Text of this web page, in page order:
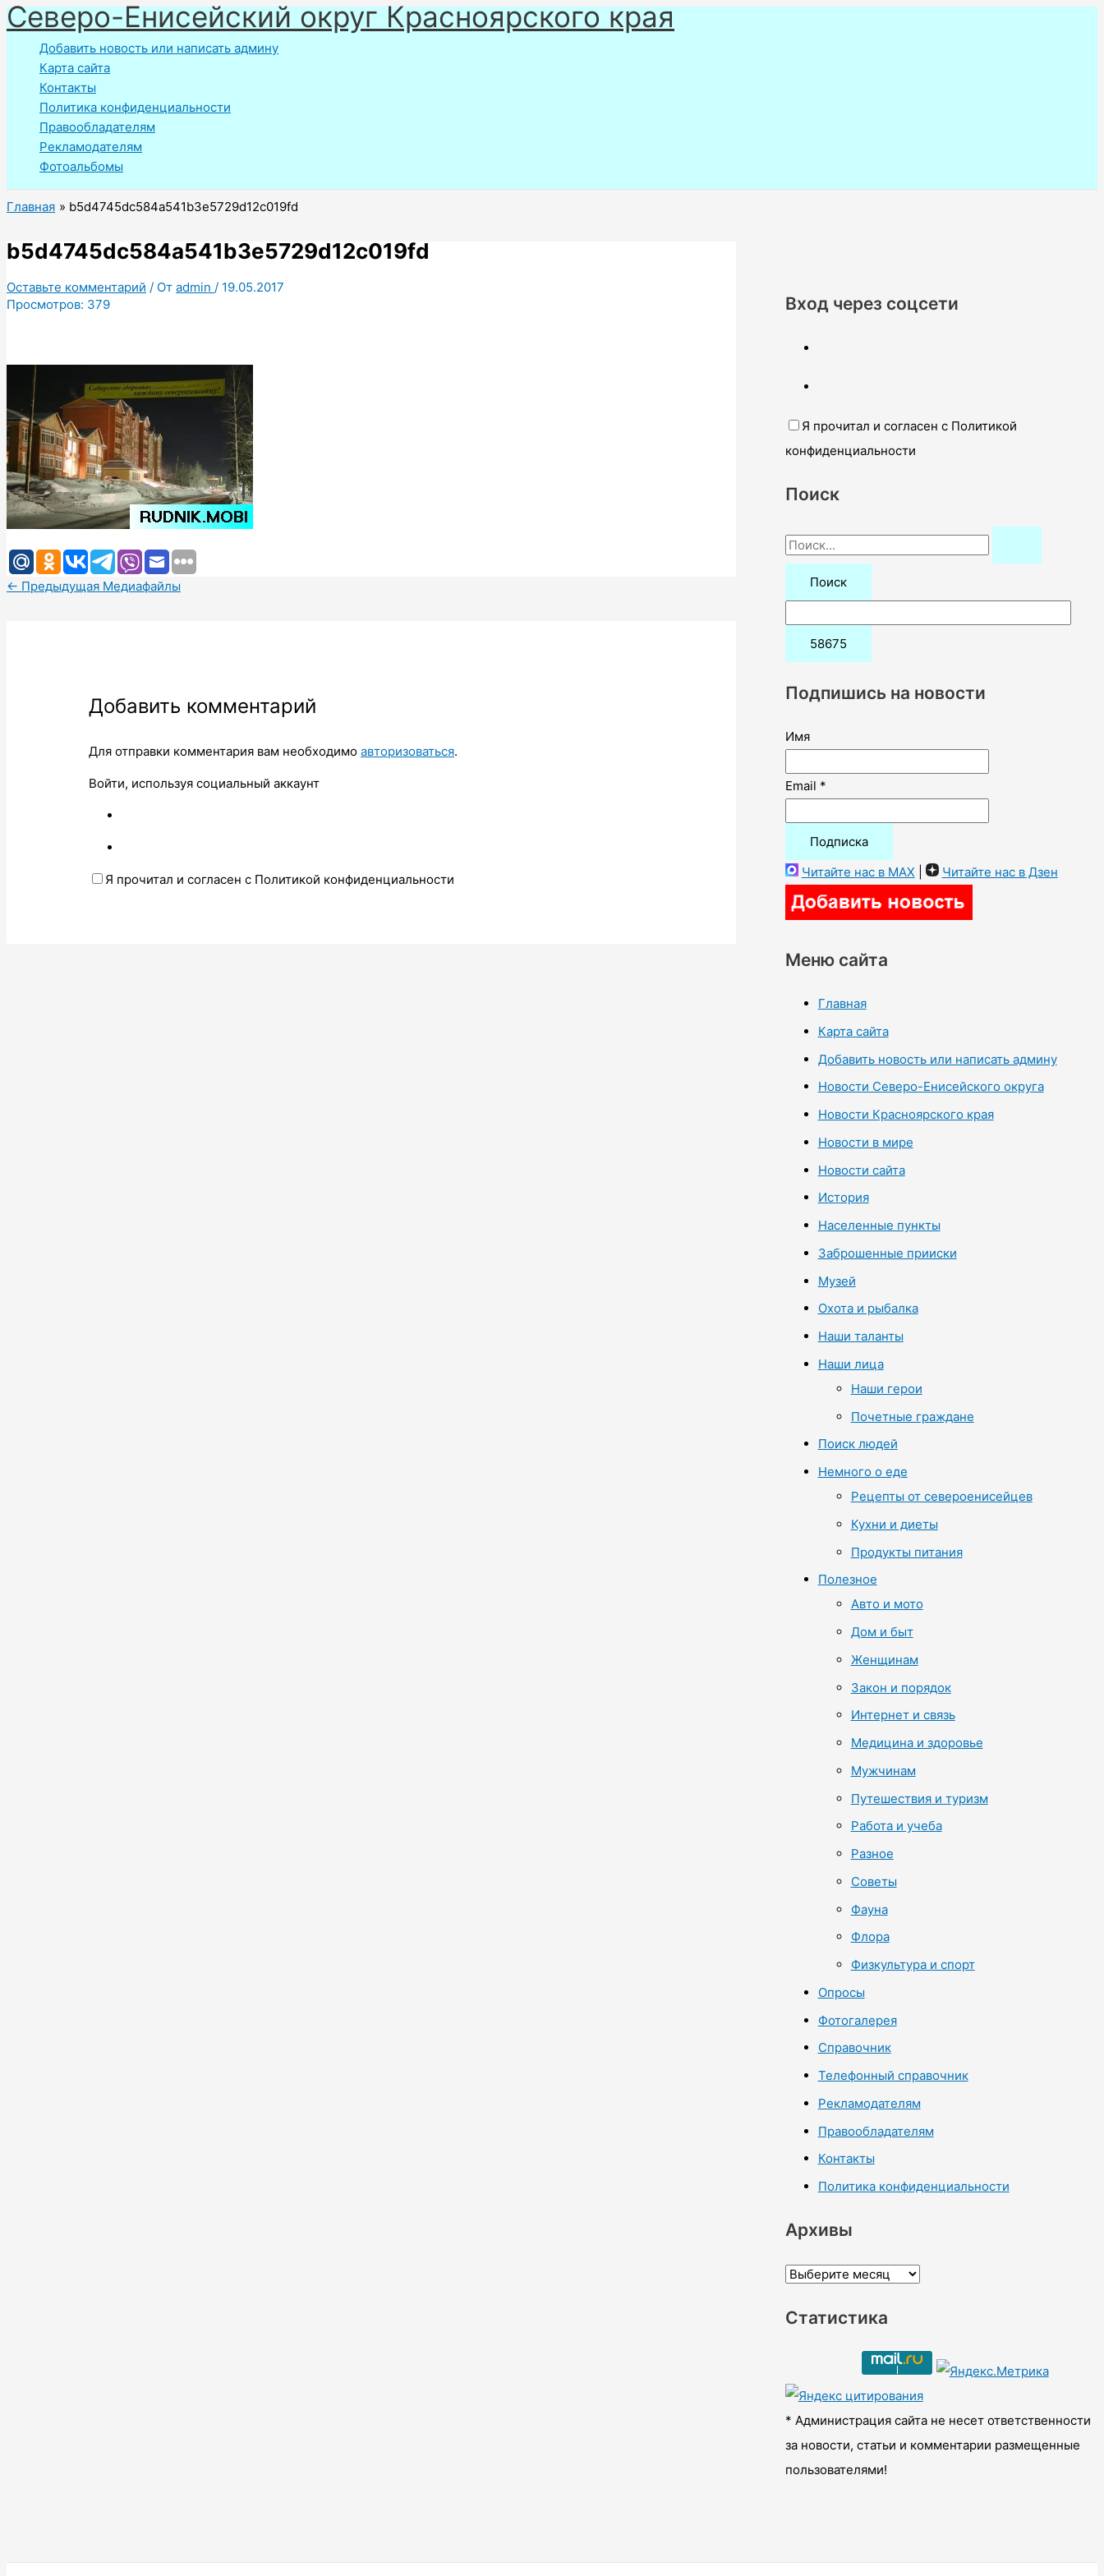
Перейти
к
содержимому
Северо-Енисейский округ Красноярского края
Добавить новость или написать админу
Карта сайта
Контакты
Политика конфиденциальности
Правообладателям
Рекламодателям
Фотоальбомы
Главная b5d4745dc584a541b3e5729d12c019fd
b5d4745dc584a541b3e5729d12c019fd
Оставьте комментарий / От admin / 19.05.2017
Просмотров: 379
← Предыдущая Медиафайлы
Добавить комментарий
Для отправки комментария вам необходимоавторизоваться.
Войти, используя социальный аккаунт
Я прочитал и согласен с Политикой конфиденциальности
Вход через соцсети
Я прочитал и согласен с Политикой
конфиденциальности
Поиск
П
о
:
Подпишись на новости
Имя
Email *
Читайте нас в MAX Читайте нас в Дзен
Меню сайта
Главная
Карта сайта
Добавить новость или написать админу
Новости Северо-Енисейского округа
Новости Красноярского края
Новости в мире
Новости сайта
История
Населенные пункты
Заброшенные прииски
Музей
Охота и рыбалка
Наши таланты
Наши лица
Наши герои
Почетные граждане
Поиск людей
Немного о еде
Рецепты от североенисейцев
Кухни и диеты
Продукты питания
Полезное
Авто и мото
Дом и быт
Женщинам
Закон и порядок
Интернет и связь
Медицина и здоровье
Мужчинам
Путешествия и туризм
Работа и учеба
Разное
Советы
Фауна
Флора
Физкультура и спорт
Опросы
Фотогалерея
Справочник
Телефонный справочник
Рекламодателям
Правообладателям
Контакты
Политика конфиденциальности
Архивы
А
х
ы
Статистика
* Администрация сайта не несет ответственности
за новости, статьи и комментарии размещенные
пользователями!